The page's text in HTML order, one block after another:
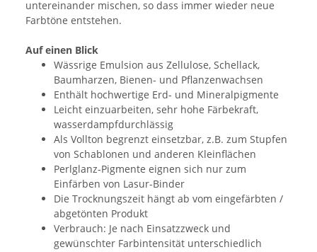
untereinander mischen, so dass immer wieder neue
Farbtöne entstehen.
Auf einen Blick
Wässrige Emulsion aus Zellulose, Schellack,
Baumharzen, Bienen- und Pflanzenwachsen
Enthält hochwertige Erd- und Mineralpigmente
Leicht einzuarbeiten, sehr hohe Färbekraft,
wasserdampfdurchlässig
Als Vollton begrenzt einsetzbar, z.B. zum Stupfen
von Schablonen und anderen Kleinflächen
Perlglanz-Pigmente eignen sich nur zum
Einfärben von Lasur-Binder
Die Trocknungszeit hängt ab vom eingefärbten /
abgetönten Produkt
Verbrauch: Je nach Einsatzzweck und
gewünschter Farbintensität unterschiedlich